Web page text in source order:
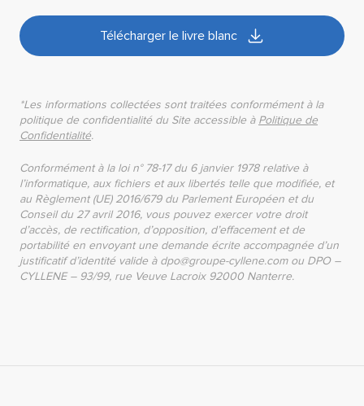
Télécharger le livre blanc
*Les informations collectées sont traitées conformément à la
politique de confidentialité du Site accessible à Politique de
Confidentialité.
Conformément à la loi n° 78-17 du 6 janvier 1978 relative à
l’informatique, aux fichiers et aux libertés telle que modifiée, et
au Règlement (UE) 2016/679 du Parlement Européen et du
Conseil du 27 avril 2016, vous pouvez exercer votre droit
d’accès, de rectification, d’opposition, d’effacement et de
portabilité en envoyant une demande écrite accompagnée d’un
justificatif d’identité valide à dpo@groupe-cyllene.com ou DPO –
CYLLENE – 93/99, rue Veuve Lacroix 92000 Nanterre.